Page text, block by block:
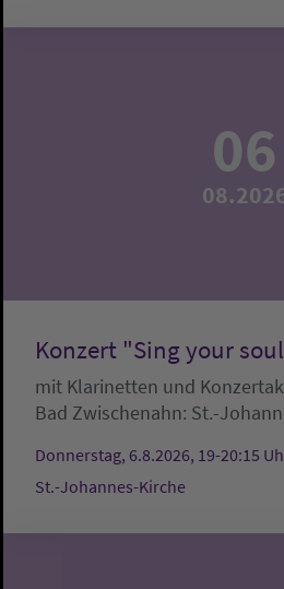
06
Konzert "Sing your
mit Klarinetten und
Bad Zwischenahn: St.-
Donnerstag, 6.8.2026, 19-20:15
St.-Johannes-Kirche